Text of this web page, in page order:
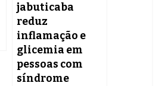
jabuticaba
reduz
inflamação e
glicemia em
pessoas com
síndrome